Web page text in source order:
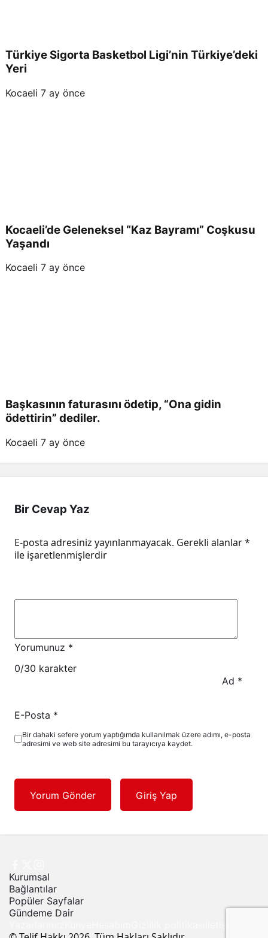
Türkiye Sigorta Basketbol Ligi’nin Türkiye’deki
Yeri
Kocaeli 7 ay önce
Kocaeli’de Geleneksel “Kaz Bayramı” Coşkusu
Yaşandı
Kocaeli 7 ay önce
Başkasının faturasını ödetip, “Ona gidin
ödettirin” dediler.
Kocaeli 7 ay önce
Bir Cevap Yaz
E-posta adresiniz yayınlanmayacak. Gerekli alanlar*
ile işaretlenmişlerdir
Yorumunuz *
0/30 karakter
Ad *
E-Posta *
Bir dahaki sefere yorum yaptığımda kullanılmak üzere adımı, e-posta
adresimi ve web site adresimi bu tarayıcıya kaydet.
Yorum Gönder Giriş Yap
Kurumsal
Bağlantılar
Popüler Sayfalar
Gündeme Dair